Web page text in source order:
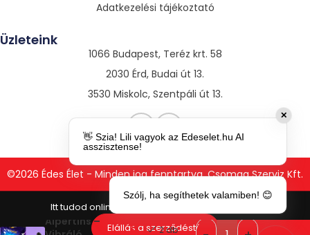
Adatkezelési tájékoztató
Üzleteink
1066 Budapest, Teréz krt. 58
2030 Érd, Budai út 13.
3530 Miskolc, Szentpáli út 13.
©2026 Édes Élet - Minden jog fenntartva. Csomag Szerviz Kft.
Afterdark
Alpertins –
8
2 db
Elállás a szerződéstől
✕
👋 Szia! Lili vagyok az Edeselet.hu AI
asszisztense!
Szólj, ha segíthetek valamiben! 😊